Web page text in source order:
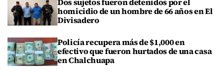
homicidio de un hombre de 66 años en El
Divisadero
Policía recupera más de $1,000 en
efectivo que fueron hurtados de una casa
en Chalchuapa